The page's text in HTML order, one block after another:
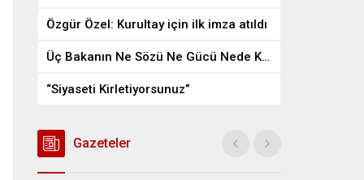
Özgür Özel: Kurultay için ilk imza atıldı
Üç Bakanın Ne Sözü Ne Gücü Nede Kudreti Yetmedi
“Siyaseti Kirletiyorsunuz”
Gazeteler